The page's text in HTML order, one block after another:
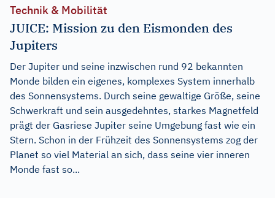
Technik & Mobilität
JUICE: Mission zu den Eismonden des
Jupiters
Der Jupiter und seine inzwischen rund 92 bekannten
Monde bilden ein eigenes, komplexes System innerhalb
des Sonnensystems. Durch seine gewaltige Größe, seine
Schwerkraft und sein ausgedehntes, starkes Magnetfeld
prägt der Gasriese Jupiter seine Umgebung fast wie ein
Stern. Schon in der Frühzeit des Sonnensystems zog der
Planet so viel Material an sich, dass seine vier inneren
Monde fast so...